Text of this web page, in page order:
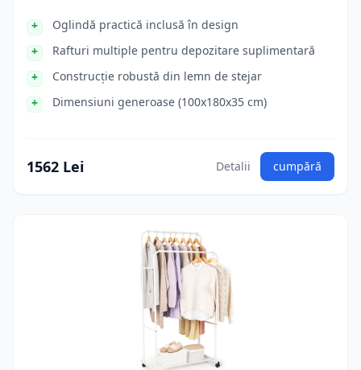
Oglindă practică inclusă în design
Rafturi multiple pentru depozitare suplimentară
Construcție robustă din lemn de stejar
Dimensiuni generoase (100x180x35 cm)
1562 Lei Detalii cumpără